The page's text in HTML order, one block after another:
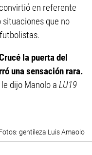
en referente
que no
la puerta del
una sensación rara.
le dijo Manolo a LU19
gentileza Luis Amaolo